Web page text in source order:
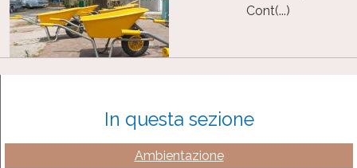
Cont(...)
In questa sezione
Ambientazione